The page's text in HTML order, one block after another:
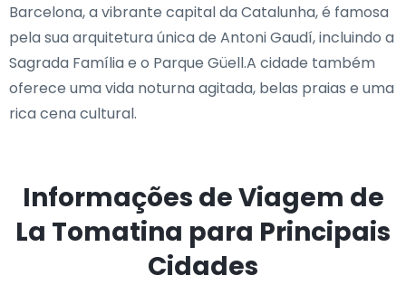
Barcelona, a vibrante capital da Catalunha, é famosa
pela sua arquitetura única de Antoni Gaudí, incluindo a
Sagrada Família e o Parque Güell.A cidade também
oferece uma vida noturna agitada, belas praias e uma
rica cena cultural.
Informações de Viagem de
La Tomatina para Principais
Cidades